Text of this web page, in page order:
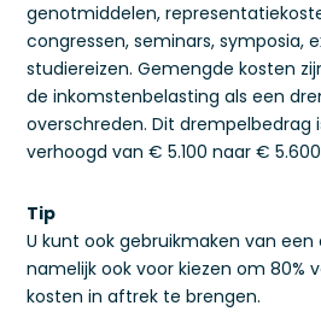
genotmiddelen,
congressen, seminars, symposia,
studiereizen. Gemengde kosten
de inkomstenbelasting als een
overschreden. Dit drempelbedrag
verhoogd van € 5.100 naar €
Tip
U kunt ook gebruikmaken van
namelijk ook voor kiezen om 80%
kosten in aftrek te brengen.